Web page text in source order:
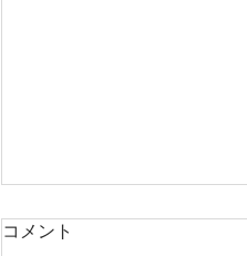
コメント